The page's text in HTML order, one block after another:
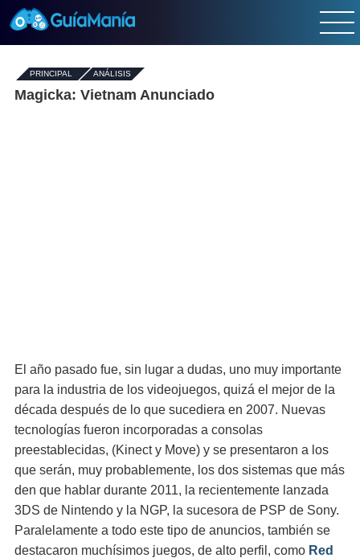
PRINCIPAL - ANÁLISIS
Magicka: Vietnam Anunciado
El año pasado fue, sin lugar a dudas, uno muy importante
para la industria de los videojuegos, quizá el mejor de la
década después de lo que sucediera en 2007. Nuevas
tecnologías fueron incorporadas a consolas
preestablecidas, (Kinect y Move) y se presentaron a los
que serán, muy probablemente, los dos sistemas que más
den que hablar durante 2011, la recientemente lanzada
3DS de Nintendo y la NGP, la sucesora de PSP de Sony.
Paralelamente a todo este tipo de anuncios, también se
destacaron muchísimos juegos, de alto perfil, como Red